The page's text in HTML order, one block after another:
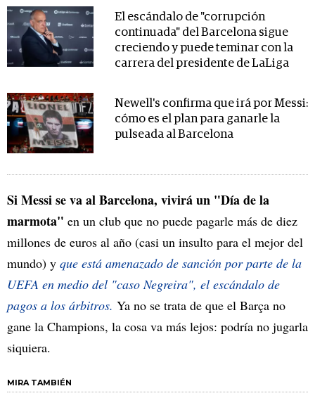
El escándalo de "corrupción
continuada" del Barcelona sigue
creciendo y puede teminar con la
carrera del presidente de LaLiga
Newell's confirma que irá por Messi:
cómo es el plan para ganarle la
pulseada al Barcelona
Si Messi se va al Barcelona, vivirá un "Día de la
marmota" en un club que no puede pagarle más de diez
millones de euros al año (casi un insulto para el mejor del
mundo) y que está amenazado de sanción por parte de la
UEFA en medio del "caso Negreira", el escándalo de
pagos a los árbitros. Ya no se trata de que el Barça no
gane la Champions, la cosa va más lejos: podría no jugarla
siquiera.
MIRA TAMBIÉN